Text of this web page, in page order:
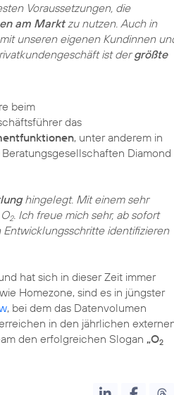
Voraussetzungen, die
am Marktzu nutzen. Auch in
unseren eigenen Kundinnen
ist dergrößte
beim
das
, unter anderem in
Diamond
hingelegt. Mit einem sehr
2. Ich freue mich sehr, ab sofort
identifizieren
hat sich in dieser Zeit immer
Homezone, sind es in jüngster
, bei dem das Datenvolumen
in den jährlichen
den erfolgreichen Slogan „O2